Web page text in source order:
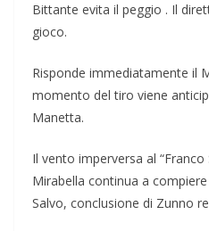
Bittante evita il peggio . Il
gioco.
Risponde immediatamente il
momento del tiro viene
Manetta.
Il vento imperversa al
Mirabella continua a
Salvo, conclusione di Zunno